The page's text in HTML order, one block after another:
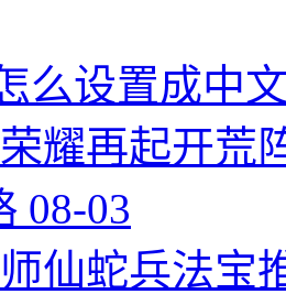
么设置成中
耀再起开荒
08-03
仙蛇兵法宝